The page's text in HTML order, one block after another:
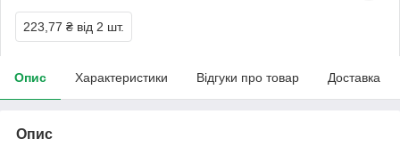
223,77 ₴ від 2 шт.
Опис Характеристики Відгуки про товар Доставка
Опис